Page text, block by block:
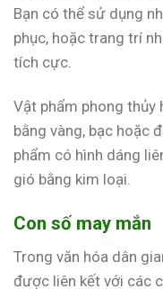
Bạn có thể sử dụng
phục, hoặc trang trí
tích cực.
Vật phẩm phong
bằng vàng, bạc hoặc
phẩm có hình dáng
gió bằng kim loại.
Con số may mắn
Trong văn hóa dân
được liên kết với các